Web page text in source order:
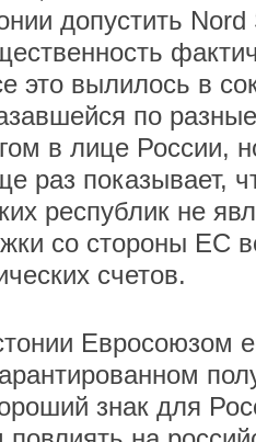
допустить
это вылилось в
по
в лице России,
раз показывает,
республик не
со стороны ЕС
счетов.
Евросоюзом
знак для